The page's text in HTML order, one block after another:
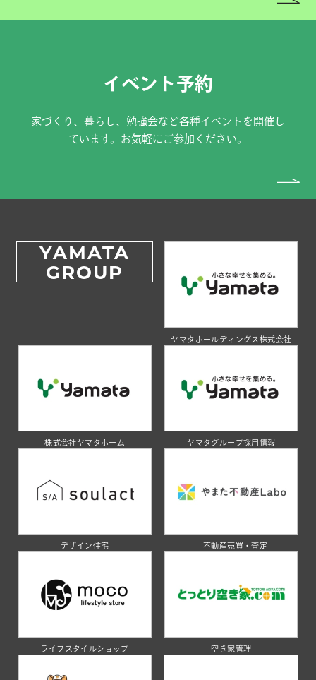
イベント予約
家づくり、暮らし、勉強会など各種イベントを開催し
ています。お気軽にご参加ください。
YAMATA
GROUP
ヤマタホールディングス株式会社
株式会社ヤマタホーム ヤマタグループ採用情報
デザイン住宅 不動産売買・査定
ライフスタイルショップ 空き家管理